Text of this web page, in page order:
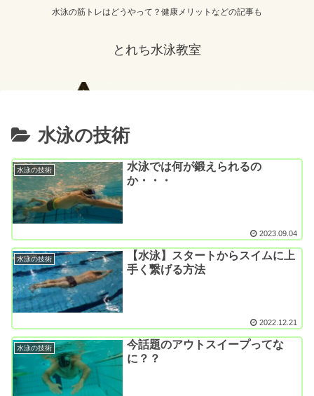
水泳の筋トレはどうやって？健康メリットなどの記事も
とれち水泳教室
水泳の技術
水泳の技術
水泳では何が鍛えられるの
か・・・
2023.09.04
水泳の技術
【水泳】スタートからスイムに上
手く繋げる方法
2022.12.21
水泳の技術
今話題のアウトスイープってな
に？？